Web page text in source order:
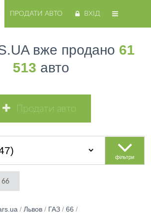
ПРОДАТИ АВТО ВХІД
вже продано 61
513 авто
Продати авто
фільтри
66
/ Львов / ГАЗ / 66 /